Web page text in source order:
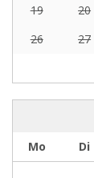
19
20
26
27
Mo
Di